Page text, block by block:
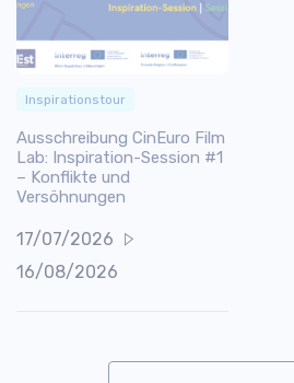
Inspirationstour
Ausschreibung CinEuro Film
Lab: Inspiration-Session #1
– Konflikte und
Versöhnungen
17/07/2026
16/08/2026